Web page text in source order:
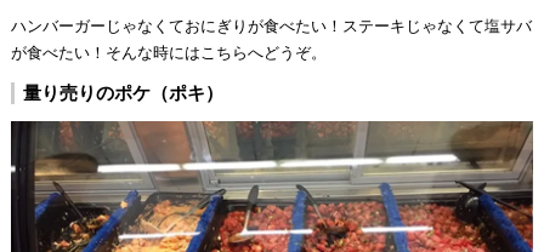
ハンバーガーじゃなくておにぎりが食べたい！ステーキじゃなくて塩サバ
が食べたい！そんな時にはこちらへどうぞ。
量り売りのポケ（ポキ）